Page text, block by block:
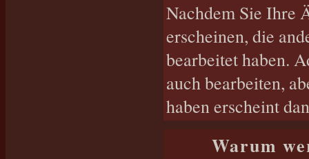
Nachdem Sie Ihre
erscheinen, die
bearbeitet haben.
auch bearbeiten,
haben erscheint
Warum